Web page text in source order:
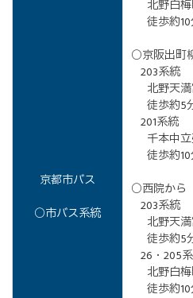
京都市バス
○市バス系統
北野白梅
徒歩約10
○京阪出町
203系統
北野天満
徒歩約5
201系統
千本中立
徒歩約10
○西院から
203系統
北野天満
徒歩約5
26・205
北野白梅
徒歩約10